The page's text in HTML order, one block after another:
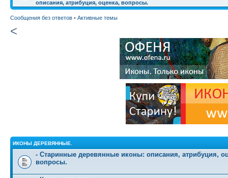
описания, атрибуция, оценка, вопросы.
Сообщения без ответов • Активные темы
<
ИКОНЫ ДЕРЕВЯННЫЕ.
- Старинные деревянные иконы: описания, атрибуция,
вопросы.